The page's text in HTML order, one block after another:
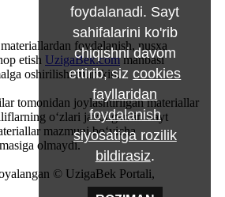
foydalanish, nusxa
etish UzigaBek.commanbasi
oshirilishi mumkin.
tomonidan joylashtirilgan materiallar
o‘zlari javobgardir. Sayt
mazmuni bo‘yicha
olmaydi.
© UzigaBek Portali,
foydalanadi. Sayt
sahifalarini ko'rib
chiqishni davom
ettirib, sizcookies
fayllaridan
foydalanish
siyosatiga rozilik
bildirasiz.